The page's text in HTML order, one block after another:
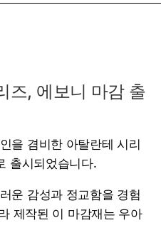
즈, 에보니 마감 출
을 겸비한 아탈란테 시리
출시되었습니다.
운 감성과 정교함을 경험
제작된 이 마감재는 우아